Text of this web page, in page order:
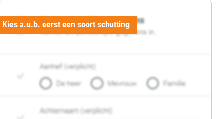
06. Persoonlijke gegevens
Vul hier uw persoonlijke gegevens in..
Aanhef (verplicht)
De heer
Mevrouw Familie
Achternaam (verplicht)